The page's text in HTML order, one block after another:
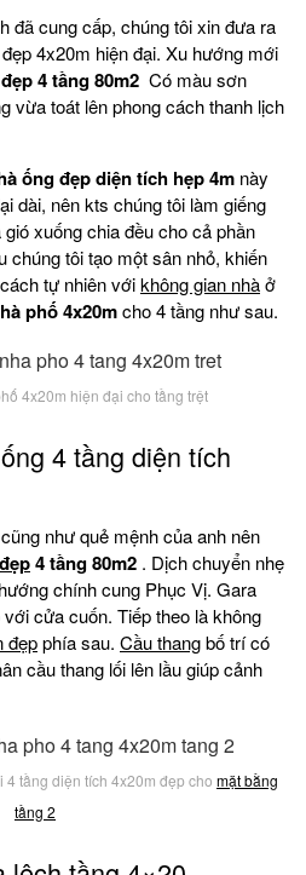
đã cung cấp, chúng tôi xin đưa ra
4x20m hiện đại. Xu hướng mới
4 tầng 80m2 Có màu sơn
vừa toát lên phong cách thanh lịch
ống đẹp diện tích hẹp 4m này
dài, nên kts chúng tôi làm giếng
xuống chia đều cho cả phần
chúng tôi tạo một sân nhỏ, khiến
tự nhiên vớikhông gian nhàở
phố 4x20mcho 4 tầng như sau.
4x20m hiện đại cho tầng trệt
4 tầng diện tích
như quẻ mệnh của anh nên
4 tầng 80m2 . Dịch chuyển nhẹ
chính cung Phục Vị. Gara
cửa cuốn. Tiếp theo là không
đẹpphía sau. Cầu thangbố trí có
cầu thang lối lên lầu giúp cảnh
tầng diện tích 4x20m đẹp cho mặt bằng
tầng 2